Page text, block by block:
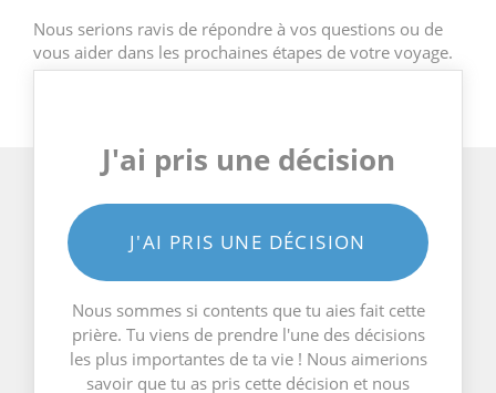
Nous serions ravis de répondre à vos questions ou de
vous aider dans les prochaines étapes de votre voyage.
J'ai pris une décision
J'AI PRIS UNE DÉCISION
Nous sommes si contents que tu aies fait cette
prière. Tu viens de prendre l'une des décisions
les plus importantes de ta vie ! Nous aimerions
savoir que tu as pris cette décision et nous